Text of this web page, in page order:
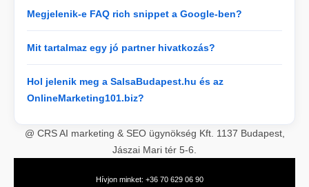
Megjelenik-e FAQ rich snippet a Google-ben?
Mit tartalmaz egy jó partner hivatkozás?
Hol jelenik meg a SalsaBudapest.hu és az
OnlineMarketing101.biz?
@ CRS AI marketing & SEO ügynökség Kft. 1137 Budapest,
Jászai Mari tér 5-6.
Hívjon minket: +36 70 629 06 90